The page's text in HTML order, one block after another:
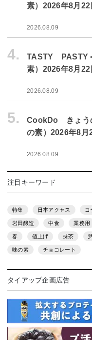
素）2026年8月22
2026.08.09
4.
TASTY PASTY
素）2026年8月22
2026.08.09
5.
CookDo きょう
の素）2026年8月
2026.08.09
注目キーワード
特集 日本アクセス コ
岩田醸造 中食 業務用
春 値上げ 抹茶
味の素 チョコレート
タイアップ企画広告